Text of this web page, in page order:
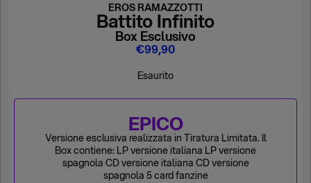
EROS RAMAZZOTTI
Battito Infinito
Box Esclusivo
€99,90
Esaurito
EPICO
Versione esclusiva realizzata in Tiratura Limitata. Il
Box contiene: LP versione italiana LP versione
spagnola CD versione italiana CD versione
spagnola 5 card fanzine